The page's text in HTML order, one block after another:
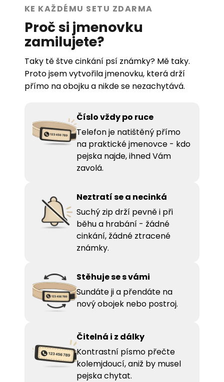
KE KAŽDÉMU SETU ZDARMA
Proč si jmenovku
zamilujete?
Taky tě štve cinkání psí známky? Mě taky.
Proto jsem vytvořila jmenovku, která drží
přímo na obojku a nikde se nezachytává.
Číslo vždy po ruce
Telefon je natištěný přímo
na praktické jmenovce - kdo
pejska najde, ihned Vám
zavolá.
Neztratí se a necinká
Suchý zip drží pevně i při
běhu a hrabání - žádné
cinkání, žádné ztracené
známky.
Stěhuje se s vámi
Sundáte ji a přendáte na
nový obojek nebo postroj.
Čitelná i z dálky
Kontrastní písmo přečte
kolemjdoucí, aniž by musel
pejska chytat.